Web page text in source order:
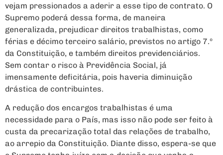
vejam pressionados a aderir a esse tipo de contrato. O
Supremo poderá dessa forma, de maneira
generalizada, prejudicar direitos trabalhistas, como
férias e décimo terceiro salário, previstos no artigo 7.º
da Constituição, e também direitos previdenciários.
Sem contar o risco à Previdência Social, já
imensamente deficitária, pois haveria diminuição
drástica de contribuintes.
A redução dos encargos trabalhistas é uma
necessidade para o País, mas isso não pode ser feito à
custa da precarização total das relações de trabalho,
ao arrepio da Constituição. Diante disso, espera-se que